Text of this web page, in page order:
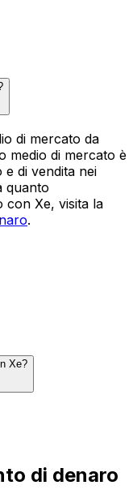
di mercato da
medio di mercato è
di vendita nei
quanto
con Xe, visita la
.
Xe?
di denaro